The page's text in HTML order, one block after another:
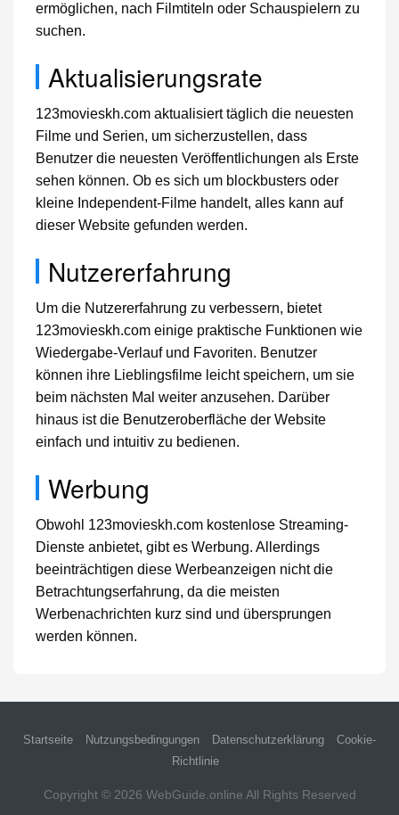
ermöglichen, nach Filmtiteln oder Schauspielern zu
suchen.
Aktualisierungsrate
123movieskh.com aktualisiert täglich die neuesten
Filme und Serien, um sicherzustellen, dass
Benutzer die neuesten Veröffentlichungen als Erste
sehen können. Ob es sich um blockbusters oder
kleine Independent-Filme handelt, alles kann auf
dieser Website gefunden werden.
Nutzererfahrung
Um die Nutzererfahrung zu verbessern, bietet
123movieskh.com einige praktische Funktionen wie
Wiedergabe-Verlauf und Favoriten. Benutzer
können ihre Lieblingsfilme leicht speichern, um sie
beim nächsten Mal weiter anzusehen. Darüber
hinaus ist die Benutzeroberfläche der Website
einfach und intuitiv zu bedienen.
Werbung
Obwohl 123movieskh.com kostenlose Streaming-
Dienste anbietet, gibt es Werbung. Allerdings
beeinträchtigen diese Werbeanzeigen nicht die
Betrachtungserfahrung, da die meisten
Werbenachrichten kurz sind und übersprungen
werden können.
Startseite Nutzungsbedingungen Datenschutzerklärung
Cookie-
Richtlinie
Copyright © 2026 WebGuide.online All Rights Reserved